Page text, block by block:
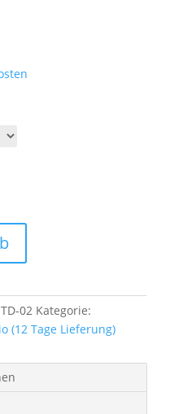
02 Kategorie:
(12 Tage Lieferung)